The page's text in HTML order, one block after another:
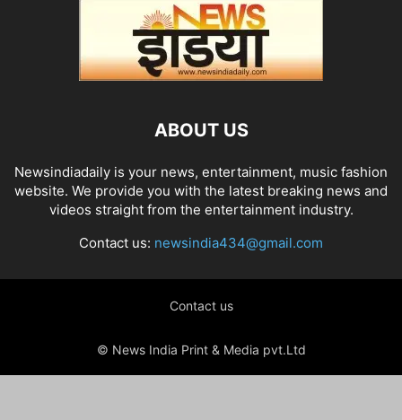
ABOUT US
Newsindiadaily is your news, entertainment, music fashion
website. We provide you with the latest breaking news and
videos straight from the entertainment industry.
Contact us: newsindia434@gmail.com
Contact us
© News India Print & Media pvt.Ltd